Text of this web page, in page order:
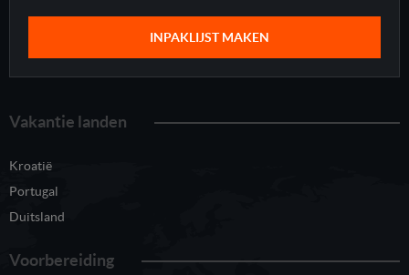
INPAKLIJST MAKEN
Vakantie landen
Kroatië
Portugal
Duitsland
Voorbereiding